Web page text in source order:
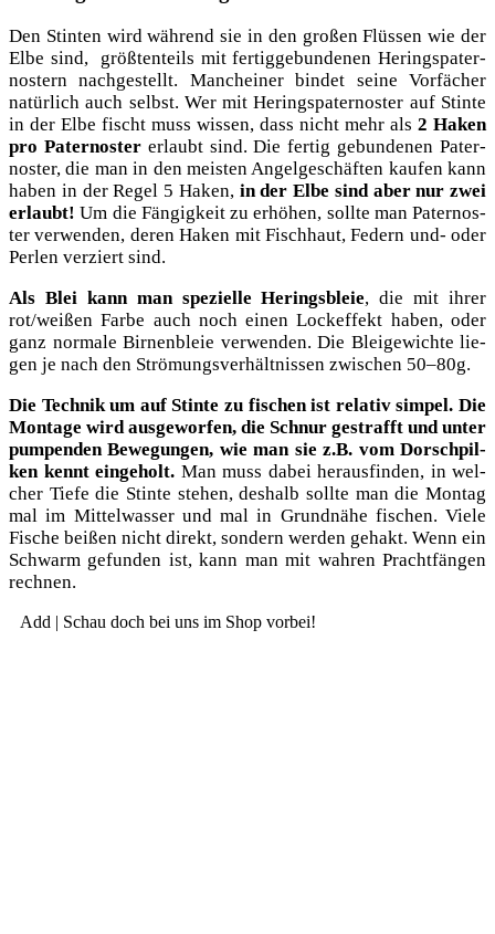
Den Stin­ten wird wäh­rend sie in den gro­ßen Flüs­sen wie der
Elbe sind, größ­ten­teils mit fer­tig­ge­bun­de­nen Herings­pa­ter­
nos­tern nach­ge­stellt. Manchei­ner bin­det sei­ne Vor­fä­cher
natür­lich auch selbst. Wer mit Herings­pa­ter­nos­ter auf Stin­te
in der Elbe fischt muss wis­sen, dass nicht mehr als 2 Haken
pro Pater­nos­tererlaubt sind. Die fer­tig gebun­de­nen Pater­
nos­ter, die man in den meis­ten Angel­ge­schäf­ten kau­fen kann
haben in der Regel 5 Haken, in der Elbe sind aber nur zwei
erlaubt! Um die Fän­gig­keit zu erhö­hen, soll­te man Pater­nos­
ter ver­wen­den, deren Haken mit Fisch­haut, Federn und- oder
Per­len ver­ziert sind.
Als Blei kann man spe­zi­el­le Herings­bleie, die mit ihrer
rot/weißen Far­be auch noch einen Lock­ef­fekt haben, oder
ganz nor­ma­le Bir­nen­bleie ver­wen­den. Die Blei­ge­wich­te lie­
gen je nach den Strö­mungs­ver­hält­nis­sen zwi­schen 50–80g.
Die Tech­nik um auf Stin­te zu fischen ist rela­tiv sim­pel. Die
Mon­ta­ge wird aus­ge­wor­fen, die Schnur gestrafft und unter
pum­pen­den Bewe­gun­gen, wie man sie z.B. vom Dorsch­pil­
ken kennt ein­ge­holt. Man muss dabei her­aus­fin­den, in wel­
cher Tie­fe die Stin­te ste­hen, des­halb soll­te man die Mon­tag
mal im Mit­tel­was­ser und mal in Grund­nä­he fischen. Vie­le
Fische bei­ßen nicht direkt, son­dern wer­den gehakt. Wenn ein
Schwarm gefun­den ist, kann man mit wah­ren Pracht­fän­gen
rechnen.
Add | Schau doch bei uns im Shop vorbei!